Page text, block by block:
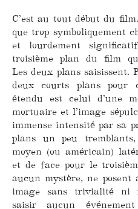
C’est au tout début du
que trop symboliquement
et lourdement
troisième plan du film
Les deux plans saisissent.
deux courts plans pour
étendu est celui d’une
mortuaire et l’image
immense intensité par sa
plans un peu
moyen (ou américain)
et de face pour le
aucun mystère, ne posent
image sans trivialité ni
saisir aucun